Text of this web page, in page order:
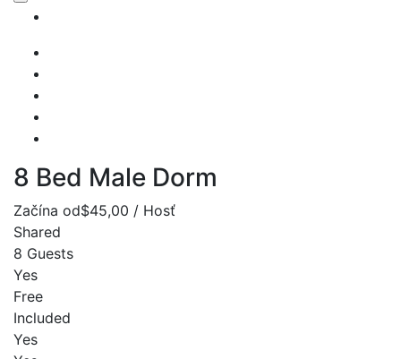
8 Bed Male Dorm
Začína od$45,00 / Hosť
Shared
8 Guests
Yes
Free
Included
Yes